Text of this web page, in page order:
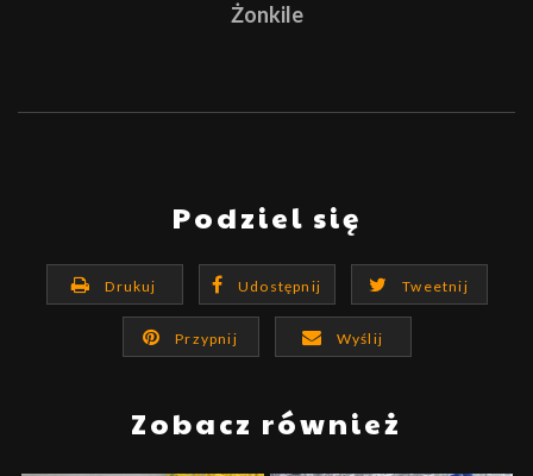
Żonkile
Podziel się
Drukuj Udostępnij Tweetnij
Przypnij Wyślij
Zobacz również